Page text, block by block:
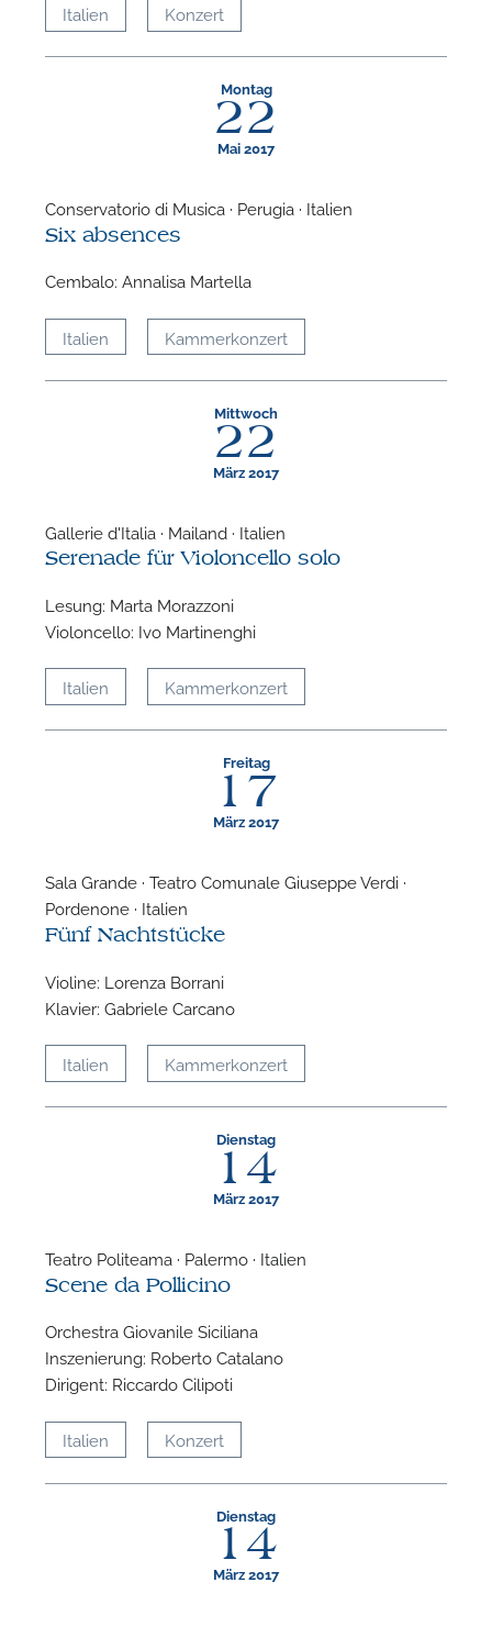
Italien Konzert
Montag
22
Mai 2017
Conservatorio di Musica · Perugia · Italien
Six absences
Cembalo: Annalisa Martella
Italien Kammerkonzert
Mittwoch
22
März 2017
Gallerie d'Italia · Mailand · Italien
Serenade für Violoncello solo
Lesung: Marta Morazzoni
Violoncello: Ivo Martinenghi
Italien Kammerkonzert
Freitag
17
März 2017
Sala Grande · Teatro Comunale Giuseppe Verdi ·
Pordenone · Italien
Fünf Nachtstücke
Violine: Lorenza Borrani
Klavier: Gabriele Carcano
Italien Kammerkonzert
Dienstag
14
März 2017
Teatro Politeama · Palermo · Italien
Scene da Pollicino
Orchestra Giovanile Siciliana
Inszenierung: Roberto Catalano
Dirigent: Riccardo Cilipoti
Italien Konzert
Dienstag
14
März 2017